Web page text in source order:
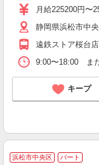
月給225200円
静岡県浜松市中
遠鉄ストア桜台
9:00〜18:00 ま
キープ
浜松市中央区 パート